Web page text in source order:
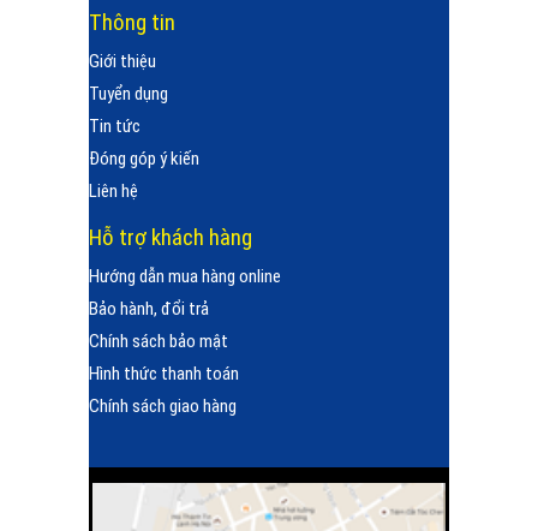
Thông tin
Giới thiệu
Tuyển dụng
Tin tức
Đóng góp ý kiến
Liên hệ
Hỗ trợ khách hàng
Hướng dẫn mua hàng online
Bảo hành, đổi trả
Chính sách bảo mật
Hình thức thanh toán
Chính sách giao hàng